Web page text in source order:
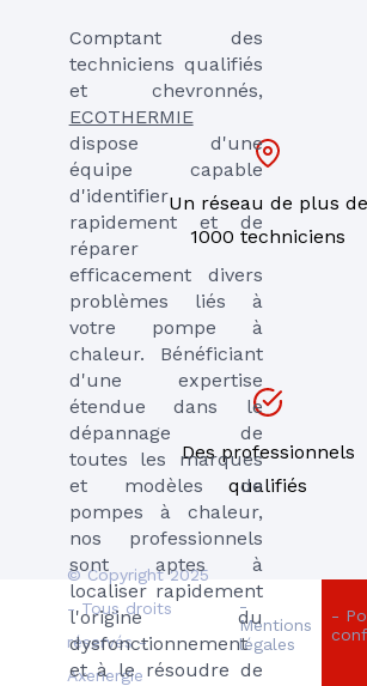
Comptant des
techniciens qualifiés
et chevronnés,
ECOTHERMIE
dispose d'une
équipe capable
d'identifier
rapidement et de
réparer
efficacement divers
problèmes liés à
votre pompe à
chaleur. Bénéficiant
d'une expertise
étendue dans le
dépannage de
toutes les marques
et modèles de
pompes à chaleur,
nos professionnels
sont aptes à
localiser rapidement
l'origine du
dysfonctionnement
et à le résoudre de
Un réseau de plus de
1000 techniciens
Des professionnels
qualifiés
© Copyright 2025
- Tous droits
réservés -
Axenergie
-
Mentions
légales
-